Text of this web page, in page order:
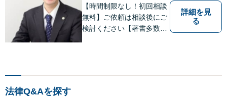
【時間制限なし！初回相談
無料】ご依頼は相談後にご
検討ください【著書多数】
詳細を見
る
法律Q&Aを探す